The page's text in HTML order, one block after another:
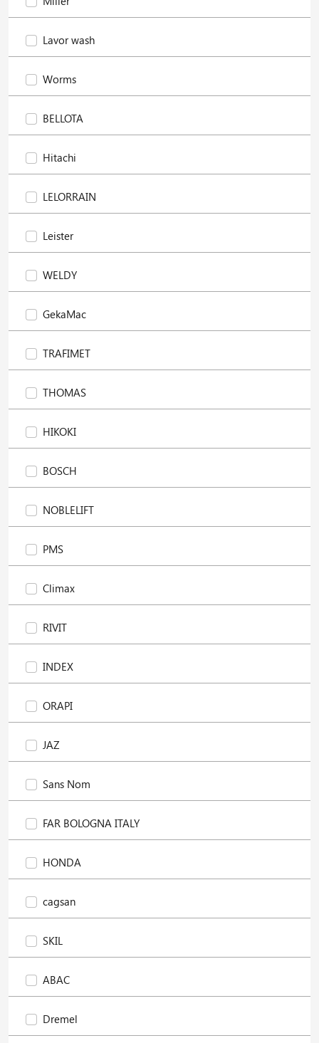
Lavor wash
Worms
BELLOTA
Hitachi
LELORRAIN
Leister
WELDY
GekaMac
TRAFIMET
THOMAS
HIKOKI
BOSCH
NOBLELIFT
PMS
Climax
RIVIT
INDEX
ORAPI
JAZ
Sans Nom
FAR BOLOGNA ITALY
HONDA
cagsan
SKIL
ABAC
Dremel